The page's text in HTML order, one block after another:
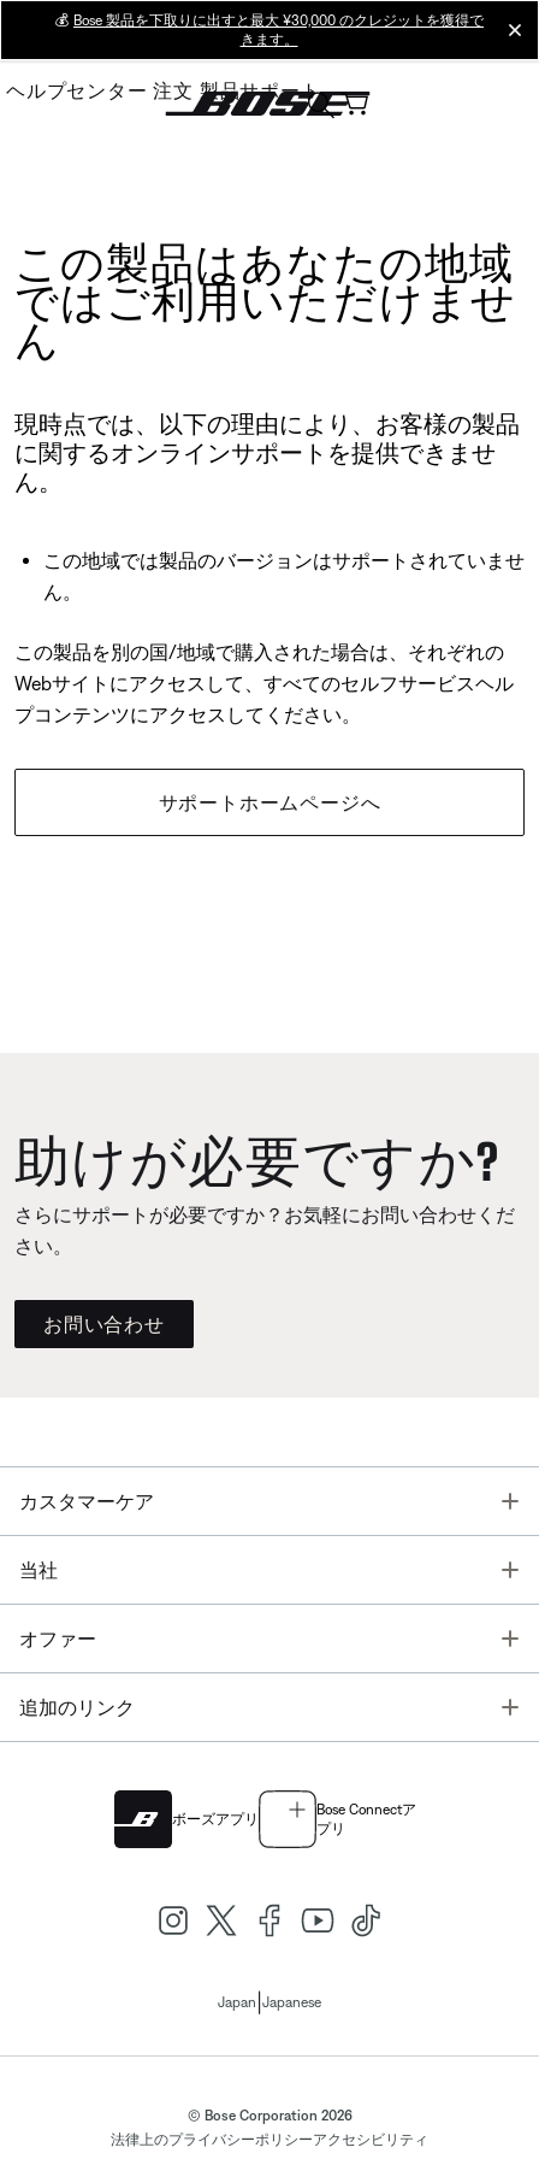
Main
💰 Bose 製品を下取りに出すと最大 ¥30,000 のクレジットを獲得で
きます。
ヘルプセンター 注文 製品サポート
この製品はあなたの地域
ではご利用いただけませ
ん
現時点では、以下の理由により、お客様の製品
に関するオンラインサポートを提供できませ
ん。
この地域では製品のバージョンはサポートされていませ
ん。
この製品を別の国/地域で購入された場合は、それぞれの
Webサイトにアクセスして、すべてのセルフサービスヘル
プコンテンツにアクセスしてください。
サポートホームページへ
助けが必要ですか?
さらにサポートが必要ですか？お気軽にお問い合わせくだ
さい。
お問い合わせ
カスタマーケア
当社
オファー
追加のリンク
ボーズアプリ
Bose Connectア
プリ
Japan Japanese
© Bose Corporation 2026
法律上のプライバシーポリシーアクセシビリティ